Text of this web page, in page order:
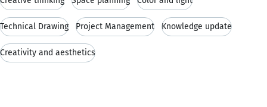
Technical Drawing Project Management Knowledge update
Creativity and aesthetics